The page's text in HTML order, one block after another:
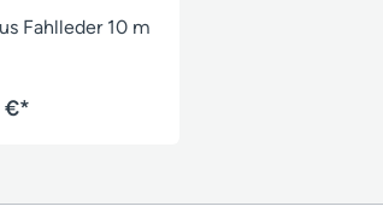
Fahlleder 10 m
€*